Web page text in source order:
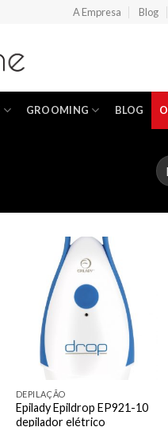
A Empresa Blog
GROOMING BLOG
Add to
Wishlist
DEPILAÇÃO
Epilady Epildrop EP921-10
depilador elétrico